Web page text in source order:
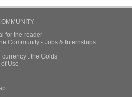
for the reader
Community - Jobs & Internships
currency : the Golds
Use